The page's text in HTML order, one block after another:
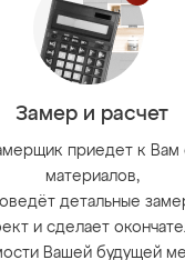
Замер и расчет
приедет к Вам
материалов,
детальные
и сделает
Вашей будущей